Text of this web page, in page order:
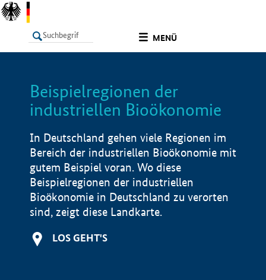
MENÜ
LISTE
Beispielregionen der
industriellen Bioökonomie
In Deutschland gehen viele Regionen im
Bereich der industriellen Bioökonomie mit
gutem Beispiel voran. Wo diese
Beispielregionen der industriellen
Bioökonomie in Deutschland zu verorten
sind, zeigt diese Landkarte.
LOS GEHT'S